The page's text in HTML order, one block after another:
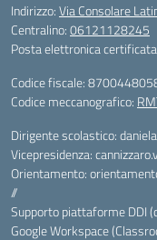
Indirizzo:Via Consolare
Centralino:06121128245
Posta elettronica certificata
Codice fiscale:
Codice meccanografico:
Dirigente scolastico:
Vicepresidenza:
Orientamento:
//
Supporto piattaforme DDI
Google Workspace